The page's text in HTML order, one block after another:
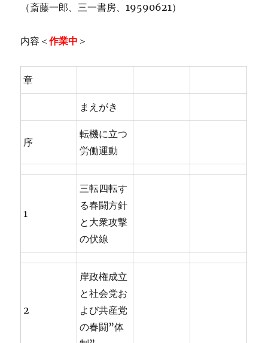
（斎藤一郎、三一書房、19590621）
内容＜作業中 ＞
章
まえがき
序
転機に立つ
労働運動
1
三転四転す
る春闘方針
と大衆攻撃
の伏線
2
岸政権成立
と社会党お
よび共産党
の春闘”体